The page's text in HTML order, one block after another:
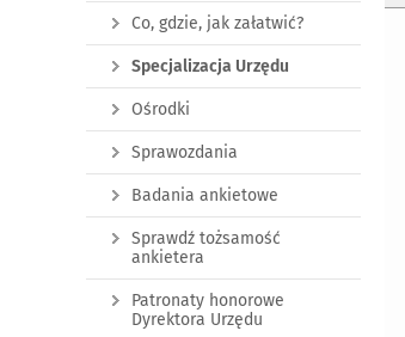
Co, gdzie, jak załatwić?
Specjalizacja Urzędu
Ośrodki
Sprawozdania
Badania ankietowe
Sprawdź tożsamość
ankietera
Patronaty honorowe
Dyrektora Urzędu